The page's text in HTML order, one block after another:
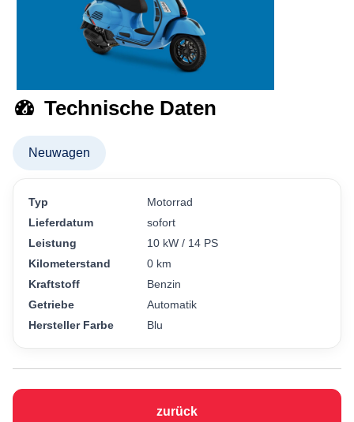
Technische Daten
Neuwagen
Typ
Motorrad
Lieferdatum
sofort
Leistung
10 kW / 14 PS
Kilometerstand
0 km
Kraftstoff
Benzin
Getriebe
Automatik
Hersteller Farbe
Blu
zurück